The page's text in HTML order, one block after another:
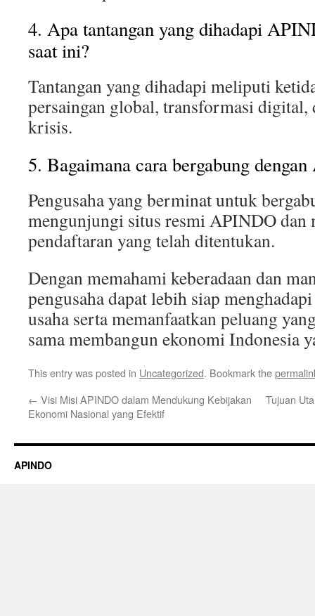
4. Apa tantangan yang dihadapi
saat ini?
Tantangan yang dihadapi meliputi
persaingan global, transformasi digital,
krisis.
5. Bagaimana cara bergabung
Pengusaha yang berminat untuk
mengunjungi situs resmi APINDO dan
pendaftaran yang telah ditentukan.
Dengan memahami keberadaan dan
pengusaha dapat lebih siap
usaha serta memanfaatkan peluang
sama membangun ekonomi Indonesia
This entry was posted in Uncategorized. Bookmark the
← Visi Misi APINDO dalam Mendukung Kebijakan
Ekonomi Nasional yang Efektif
Tujuan
APINDO